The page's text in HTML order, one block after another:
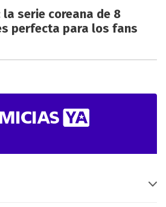
la serie coreana de 8
perfecta para los fans